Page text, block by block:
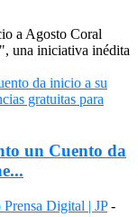
a Agosto Coral
una iniciativa inédita
un Cuento da
Digital | JP -